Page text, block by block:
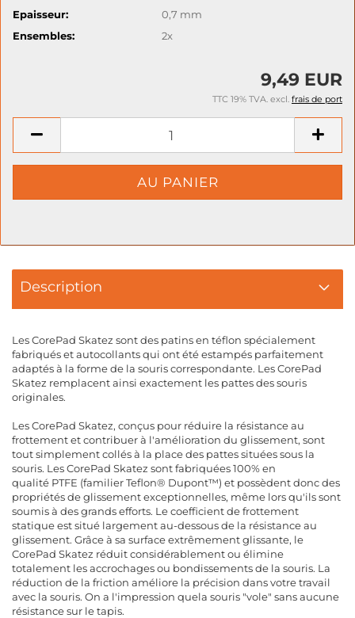
Epaisseur:
0,7 mm
Ensembles:
2x
9,49 EUR
TTC 19% TVA. excl. frais de port
Description
Les CorePad Skatez sont des patins en téflon spécialement
fabriqués et autocollants qui ont été estampés parfaitement
adaptés à la forme de la souris correspondante. Les CorePad
Skatez remplacent ainsi exactement les pattes des souris
originales.
Les CorePad Skatez, conçus pour réduire la résistance au
frottement et contribuer à l'amélioration du glissement, sont
tout simplement collés à la place des pattes situées sous la
souris. Les CorePad Skatez sont fabriquées 100% en
qualité PTFE (familier Teflon® Dupont™) et possèdent donc des
propriétés de glissement exceptionnelles, même lors qu'ils sont
soumis à des grands efforts. Le coefficient de frottement
statique est situé largement au-dessous de la résistance au
glissement. Grâce à sa surface extrêmement glissante, le
CorePad Skatez réduit considérablement ou élimine
totalement les accrochages ou bondissements de la souris. La
réduction de la friction améliore la précision dans votre travail
avec la souris. On a l'impression quela souris "vole" sans aucune
résistance sur le tapis.